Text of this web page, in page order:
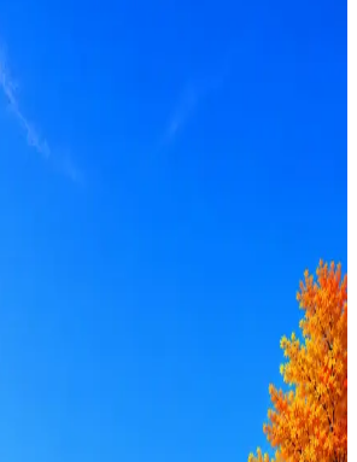
быстрее с Эйч